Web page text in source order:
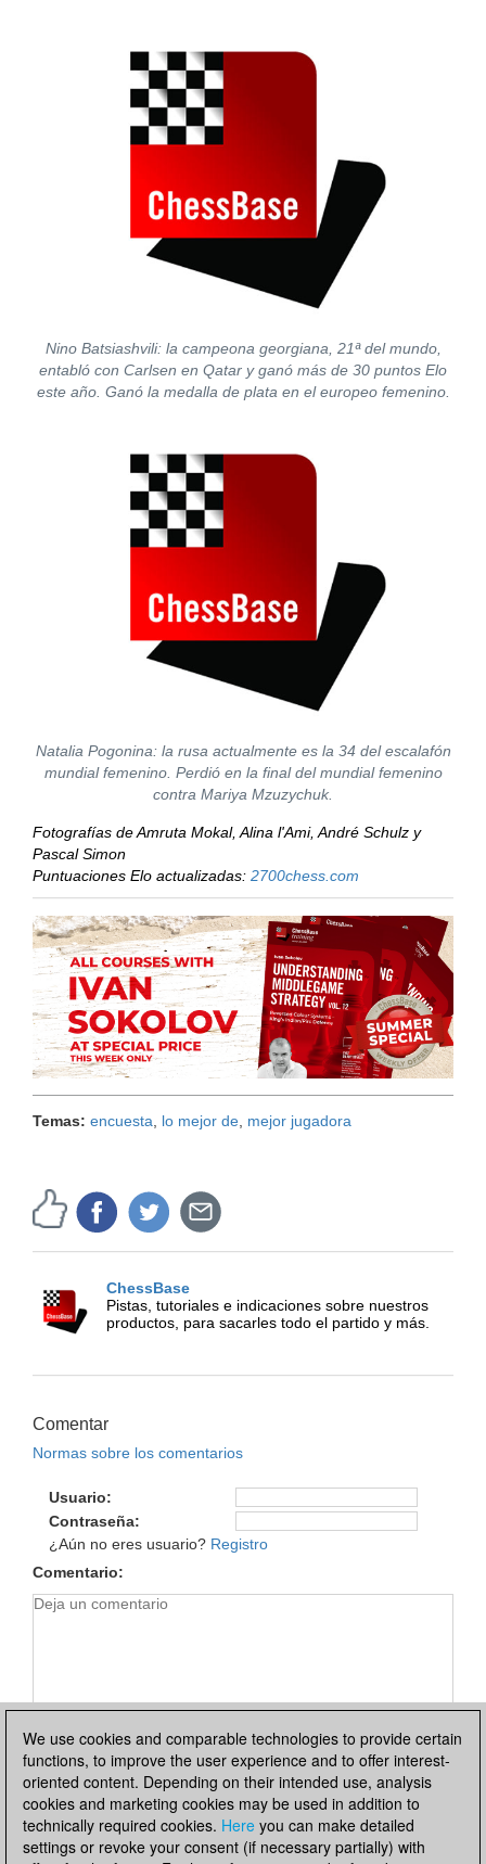
Nino Batsiashvili: la campeona georgiana, 21ª del mundo,
entabló con Carlsen en Qatar y ganó más de 30 puntos Elo
este año. Ganó la medalla de plata en el europeo femenino.
Natalia Pogonina: la rusa actualmente es la 34 del escalafón
mundial femenino. Perdió en la final del mundial femenino
contra Mariya Mzuzychuk.
Fotografías de Amruta Mokal, Alina l'Ami, André Schulz y
Pascal Simon
Puntuaciones Elo actualizadas: 2700chess.com
Temas: encuesta lo mejor de mejor jugadora
ChessBase
Pistas, tutoriales e indicaciones sobre nuestros
productos, para sacarles todo el partido y más.
Comentar
Normas sobre los comentarios
Usuario
Contraseña
¿Aún no eres usuario? Registro
Comentario
We use cookies and comparable technologies to provide certain
functions, to improve the user experience and to offer interest-
oriented content. Depending on their intended use, analysis
cookies and marketing cookies may be used in addition to
technically required cookies. Here you can make detailed
settings or revoke your consent (if necessary partially) with